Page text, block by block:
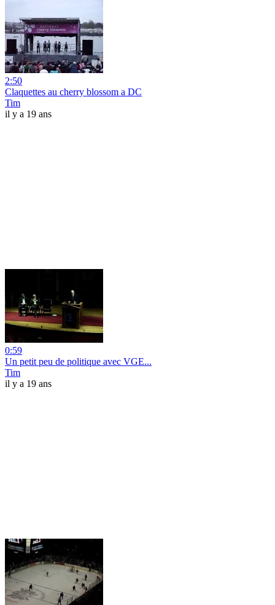
2:50
Claquettes au cherry blossom a DC
Tim
il y a 19 ans
0:59
Un petit peu de politique avec VGE...
Tim
il y a 19 ans